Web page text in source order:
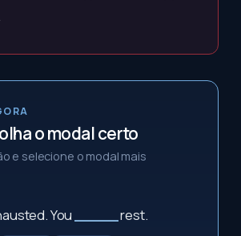
o modal certo
e selecione o modal mais
You rest.